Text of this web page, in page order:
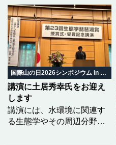
回大会開催地を「福島県
北塩原村 磐梯町 猪苗代
町」とし、開催地決定を通
知いたしました。
国際山の日2026シンポジウム in みやぎ
講演に土居秀幸氏をお迎え
します
講演には、水環境に関連す
る生態学やその周辺分野で